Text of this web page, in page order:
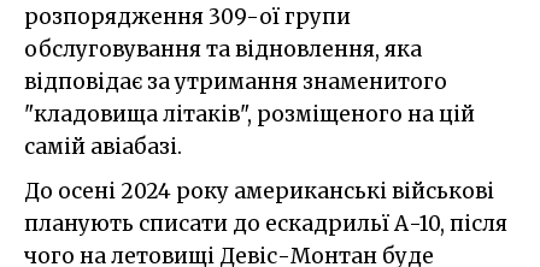
розпорядження 309-ої групи
обслуговування та відновлення, яка
відповідає за утримання знаменитого
"кладовища літаків", розміщеного на цій
самій авіабазі.
До осені 2024 року американські військові
планують списати до ескадрильї А-10, після
чого на летовищі Девіс-Монтан буде